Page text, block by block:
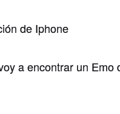
a encontrar un